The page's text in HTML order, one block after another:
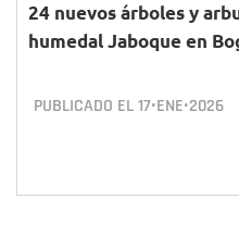
24 nuevos árboles y
humedal Jaboque en
PUBLICADO EL17•ENE•2026